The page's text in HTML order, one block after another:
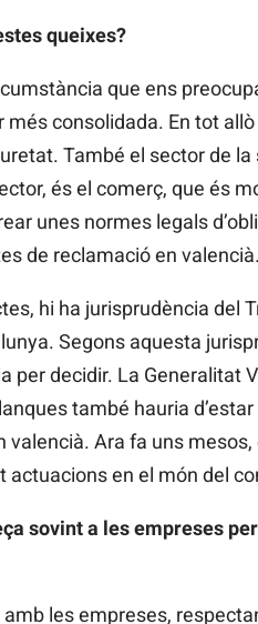
queixes?
que ens
més consolidada. En tot
També el sector de
és el comerç, que és
unes normes legals
de reclamació en
hi ha jurisprudència del
Segons aquesta
per decidir. La Generalitat
també hauria
valencià. Ara fa uns
en el món del
sovint a les empreses
les empreses,